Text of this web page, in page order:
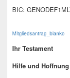
BIC:
Mitgliedsantrag_blanko
Ihr Testament
Hilfe und